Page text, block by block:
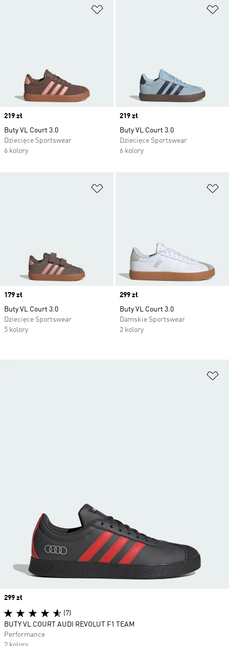
Price
219 zł
Buty VL Court 3.0
Dziecięce Sportswear
6 kolory
Price
219 zł
Buty VL Court 3.0
Dziecięce Sportswear
6 kolory
Price
179 zł
Buty VL Court 3.0
Dziecięce Sportswear
5 kolory
Price
299 zł
Buty VL Court 3.0
Damskie Sportswear
2 kolory
Price
299 zł
(7)
BUTY VL COURT AUDI REVOLUT F1 TEAM
Performance